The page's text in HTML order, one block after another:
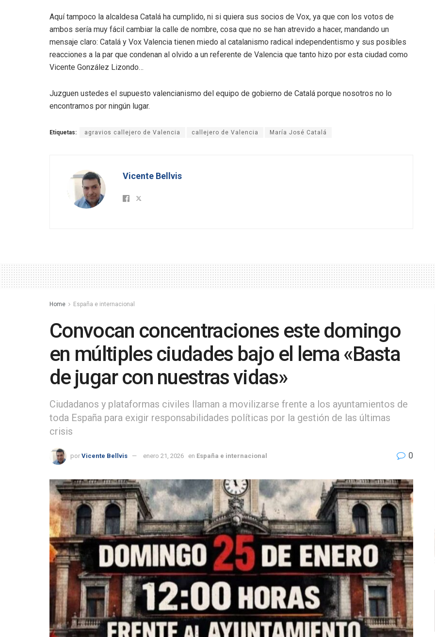
Aquí tampoco la alcaldesa Catalá ha cumplido, ni si quiera sus socios de Vox, ya que con los votos de
ambos sería muy fácil cambiar la calle de nombre, cosa que no se han atrevido a hacer, mandando un
mensaje claro: Catalá y Vox Valencia tienen miedo al catalanismo radical independentismo y sus posibles
reacciones a la par que condenan al olvido a un referente de Valencia que tanto hizo por esta ciudad como
Vicente González Lizondo…
Juzguen ustedes el supuesto valencianismo del equipo de gobierno de Catalá porque nosotros no lo
encontramos por ningún lugar.
Etiquetas: agravios callejero de Valencia callejero de Valencia María José Catalá
Vicente Bellvis
Home España e internacional
Convocan concentraciones este domingo
en múltiples ciudades bajo el lema «Basta
de jugar con nuestras vidas»
Ciudadanos y plataformas civiles llaman a movilizarse frente a los ayuntamientos de
toda España para exigir responsabilidades políticas por la gestión de las últimas
crisis
por Vicente Bellvis enero 21, 2026 en España e internacional 0